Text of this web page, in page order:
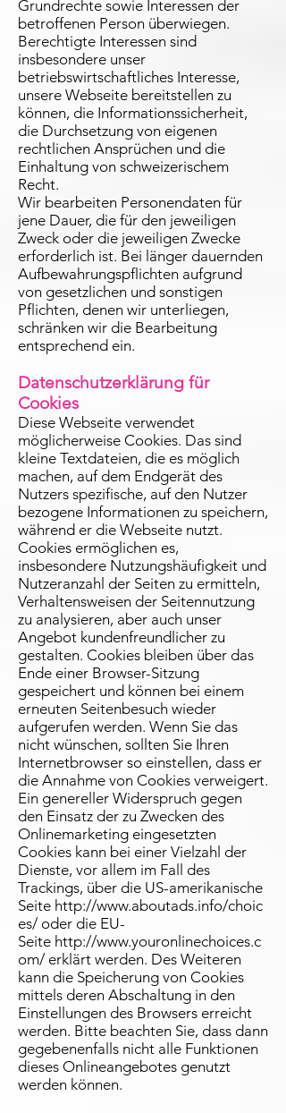
Grundrechte sowie Interessen der
betroffenen Person überwiegen.
Berechtigte Interessen sind
insbesondere unser
betriebswirtschaftliches Interesse,
unsere Webseite bereitstellen zu
können, die Informationssicherheit,
die Durchsetzung von eigenen
rechtlichen Ansprüchen und die
Einhaltung von schweizerischem
Recht.
Wir bearbeiten Personendaten für
jene Dauer, die für den jeweiligen
Zweck oder die jeweiligen Zwecke
erforderlich ist. Bei länger dauernden
Aufbewahrungspflichten aufgrund
von gesetzlichen und sonstigen
Pflichten, denen wir unterliegen,
schränken wir die Bearbeitung
entsprechend ein.
Datenschutzerklärung für
Cookies
Diese Webseite verwendet
möglicherweise Cookies. Das sind
kleine Textdateien, die es möglich
machen, auf dem Endgerät des
Nutzers spezifische, auf den Nutzer
bezogene Informationen zu speichern,
während er die Webseite nutzt.
Cookies ermöglichen es,
insbesondere Nutzungshäufigkeit und
Nutzeranzahl der Seiten zu ermitteln,
Verhaltensweisen der Seitennutzung
zu analysieren, aber auch unser
Angebot kundenfreundlicher zu
gestalten. Cookies bleiben über das
Ende einer Browser-Sitzung
gespeichert und können bei einem
erneuten Seitenbesuch wieder
aufgerufen werden. Wenn Sie das
nicht wünschen, sollten Sie Ihren
Internetbrowser so einstellen, dass er
die Annahme von Cookies verweigert.
Ein genereller Widerspruch gegen
den Einsatz der zu Zwecken des
Onlinemarketing eingesetzten
Cookies kann bei einer Vielzahl der
Dienste, vor allem im Fall des
Trackings, über die US-amerikanische
Seite http://www.aboutads.info/choic
es/ oder die EU-
Seite http://www.youronlinechoices.c
om/ erklärt werden. Des Weiteren
kann die Speicherung von Cookies
mittels deren Abschaltung in den
Einstellungen des Browsers erreicht
werden. Bitte beachten Sie, dass dann
gegebenenfalls nicht alle Funktionen
dieses Onlineangebotes genutzt
werden können.